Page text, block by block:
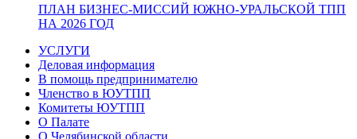
ПЛАН БИЗНЕС-МИССИЙ ЮЖНО-УРАЛЬСКОЙ ТПП
НА 2026 ГОД
УСЛУГИ
Деловая информация
В помощь предпринимателю
Членство в ЮУТПП
Комитеты ЮУТПП
О Палате
О Челябинской области